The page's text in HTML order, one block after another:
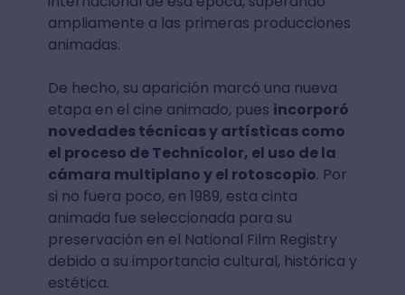
ampliamente a las primeras producciones
animadas.
De hecho, su aparición marcó una nueva
etapa en el cine animado, pues incorporó
novedades técnicas y artísticas como
el proceso de Technicolor, el uso de la
cámara multiplano y el rotoscopio. Por
si no fuera poco, en 1989, esta cinta
animada fue seleccionada para su
preservación en el National Film Registry
debido a su importancia cultural, histórica y
estética.